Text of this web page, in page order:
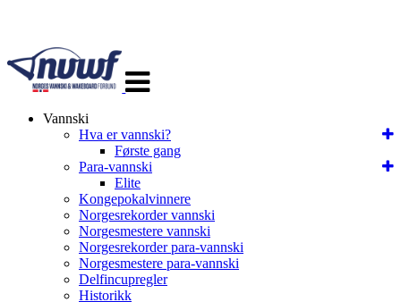
navigasjon
Vannski
Hva er vannski?
Første gang
Para-vannski
Elite
Kongepokalvinnere
Norgesrekorder vannski
Norgesmestere vannski
Norgesrekorder para-vannski
Norgesmestere para-vannski
Delfincupregler
Historikk